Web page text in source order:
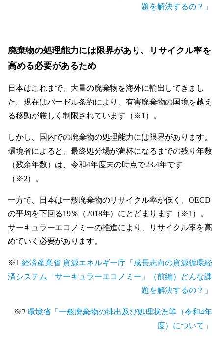
題を解決するの？」
廃棄物の処理能力には限界があり、リサイクル率を
高める必要があるため
日本はこれまで、大量の廃棄物を海外に輸出してきまし
た。現在はバーゼル条約により、有害廃棄物の国境を越え
る移動が厳しく制限されています（※1）。
しかし、国内での廃棄物の処理能力には限界があります。
環境省によると、最終処分場が満杯になるまでの残り年数
（残余年数）は、令和4年度末の時点で23.4年です
（※2）。
一方で、日本は一般廃棄物のリサイクル率が低く、OECD
の平均を下回る19％（2018年）にとどまります（※1）。
サーキュラーエコノミーの推進により、リサイクル率を高
めていく必要があります。
※1 経済産業省 資源エネルギー庁「成長志向の資源循環経
済システム「サーキュラーエコノミー」（前編）どんな課
題を解決するの？」
※2 環境省「一般廃棄物の排出及び処理状況等（令和4年
度）について」